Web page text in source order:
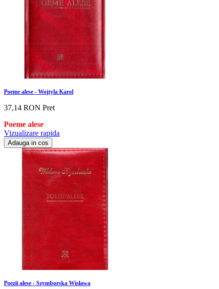
Poeme alese - Wojtyla Karol
37,14 RON Pret
Poeme alese
Vizualizare rapida
Adauga in cos
Poezii alese - Szymborska Wisława